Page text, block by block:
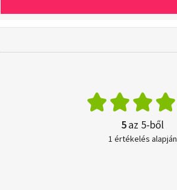
5az 5-ből
1 értékelés alapján